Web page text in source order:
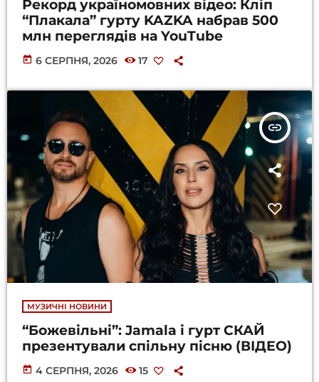
Рекорд україномовних відео: Кліп
“Плакала” гурту KAZKA набрав 500
млн переглядів на YouTube
today 6 СЕРПНЯ, 2026 17
insert_link
МУЗИЧНІ НОВИНИ
“Божевільні”: Jamala і гурт СКАЙ
презентували спільну пісню (ВІДЕО)
today 4 СЕРПНЯ, 2026 15